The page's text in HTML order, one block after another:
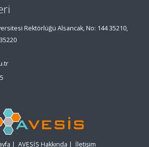
Rektörlüğü Alsancak, No: 144 35210,
| AVESİS Hakkında | İletişim